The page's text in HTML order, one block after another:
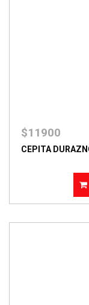
$11900
CEPITA